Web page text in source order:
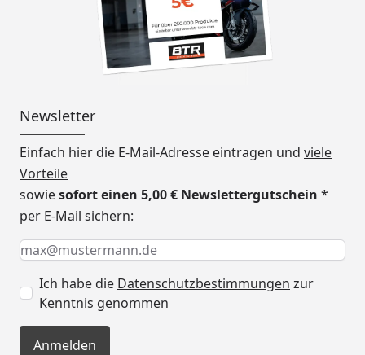
Newsletter
Einfach hier die E-Mail-Adresse eintragen und viele
Vorteile
sowiesofort einen 5,00 € Newslettergutschein *
per E-Mail sichern:
Keine Eingabe erforderlich
Eingabe erforderlich
E-Mail *
Ich habe die Datenschutzbestimmungen zur
Kenntnis genommen
Anmelden